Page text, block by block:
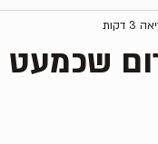
שכמעט
דקות